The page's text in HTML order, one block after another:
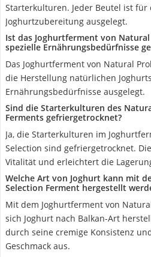
Starterkulturen. Jeder Beutel ist für
Joghurtzubereitung ausgelegt.
Ist das Joghurtferment von
spezielle Ernährungsbedürfnisse
Das Joghurtferment von Natural
die Herstellung natürlichen
Ernährungsbedürfnisse ausgelegt.
Sind die Starterkulturen des
Ferments gefriergetrocknet?
Ja, die Starterkulturen im
Selection sind gefriergetrocknet.
Vitalität und erleichtert die
Welche Art von Joghurt kann mit
Selection Ferment hergestellt
Mit dem Joghurtferment von
sich Joghurt nach Balkan-Art
durch seine cremige Konsistenz
Geschmack aus.